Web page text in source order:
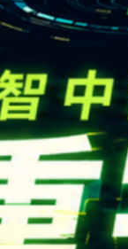
系所簡介
課程資訊 Course
招生專區
學生事務
亮眼足跡